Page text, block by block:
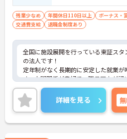
残業少なめ 年間休日110日以上 ボーナス・
交通費支給
退職金制度あり
全国に施設展開を行っている東証スタ
の法人です！
定年制がなく長期的に安定した就業が
す。人間関係が良好で、職員同士が認
根付いています。
ご興味のある方には、面接対策ポイン
に詳細をご案内しますのでお気軽にご
い！
詳細を見る